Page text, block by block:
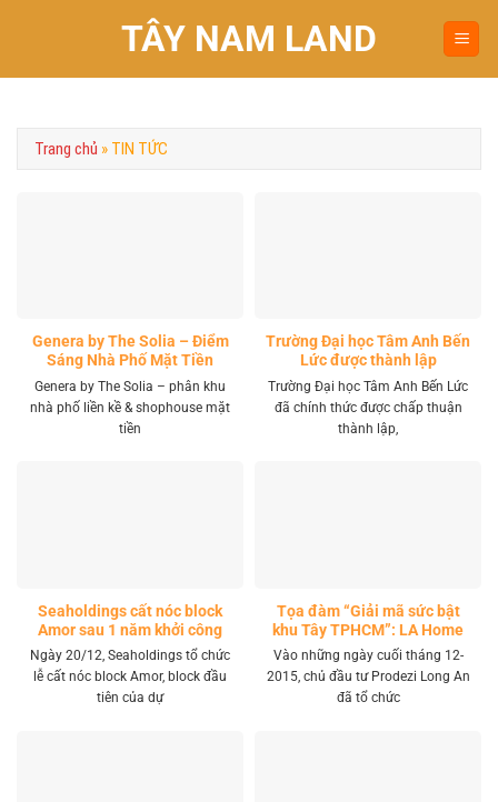
TÂY NAM LAND
Trang chủ » TIN TỨC
Genera by The Solia – Điểm
Sáng Nhà Phố Mặt Tiền
Vành Đai 4 Khu Tây
Genera by The Solia – phân khu
nhà phố liền kề & shophouse mặt
tiền
Trường Đại học Tâm Anh Bến
Lức được thành lập
Trường Đại học Tâm Anh Bến Lức
đã chính thức được chấp thuận
thành lập,
Seaholdings cất nóc block
Amor sau 1 năm khởi công
Ngày 20/12, Seaholdings tổ chức
lễ cất nóc block Amor, block đầu
tiên của dự
Tọa đàm “Giải mã sức bật
khu Tây TPHCM”: LA Home
khai mở tọa độ đầu tư mới
Vào những ngày cuối tháng 12-
2015, chủ đầu tư Prodezi Long An
đã tổ chức